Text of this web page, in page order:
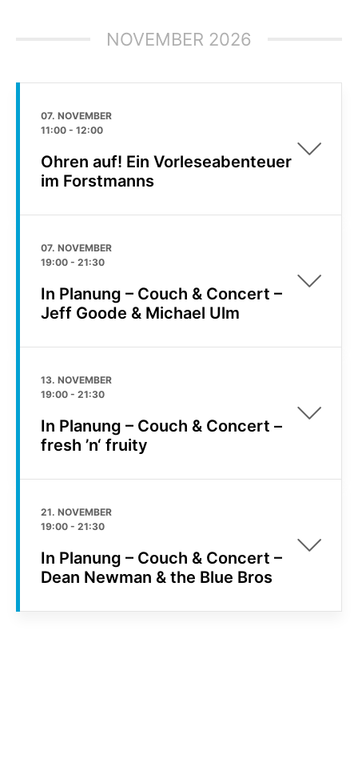
NOVEMBER 2026
07. NOVEMBER
11:00 - 12:00
Ohren auf! Ein Vorleseabenteuer
im Forstmanns
07. NOVEMBER
19:00 - 21:30
In Planung – Couch & Concert –
Jeff Goode & Michael Ulm
13. NOVEMBER
19:00 - 21:30
In Planung – Couch & Concert –
fresh ’n‘ fruity
21. NOVEMBER
19:00 - 21:30
In Planung – Couch & Concert –
Dean Newman & the Blue Bros